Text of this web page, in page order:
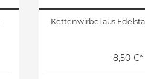
Kettenwirbel aus
8,50 €*